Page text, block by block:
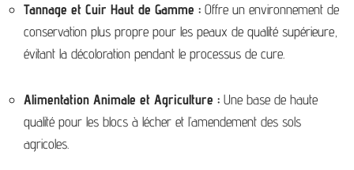
Tannage et Cuir Haut de Gamme : Offre un environnement de
conservation plus propre pour les peaux de qualité supérieure,
évitant la décoloration pendant le processus de cure.
Alimentation Animale et Agriculture : Une base de haute
qualité pour les blocs à lécher et l’amendement des sols
agricoles.